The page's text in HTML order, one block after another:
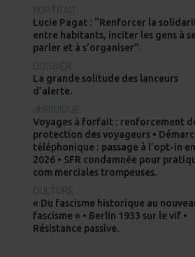
PORTRAIT
Lucie Pagat : “Renforcer la
entre habitants, inciter les gens à
parler et à s’organiser”.
DOSSIER
La grande solitude des lanceurs
d’alerte.
JURIDIQUE
Voyages à forfait : renforcement
protection des voyageurs •
téléphonique : passage à l’opt-in en
2026 • SFR condamnée pour
com merciales trompeuses.
CULTURE
« Du fascisme historique au
fascisme » • Berlin 1933 sur le vif •
Résistance passive.